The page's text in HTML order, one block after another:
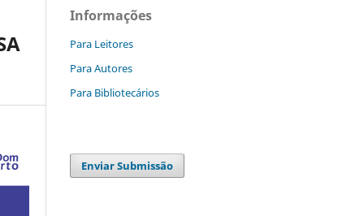
Informações
Para Leitores
Para Autores
Para Bibliotecários
Enviar Submissão